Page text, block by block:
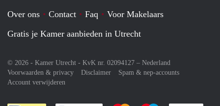
Over ons Contact Faq
Voor Makelaars
Gratis je Kamer aanbieden in Utrecht
© 2026 - Kamer Utrecht - KvK nr. 02094127 – Nederland
Voorwaarden & privacy
Disclaimer
Spam & nep-accounts
Account verwijderen